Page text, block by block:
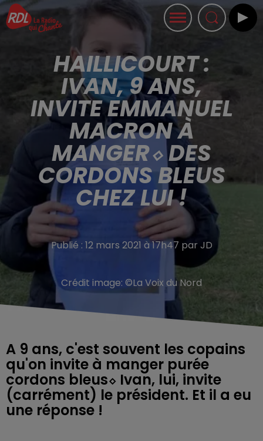
HAILLICOURT :
IVAN, 9 ANS,
INVITE EMMANUEL
MACRON À
MANGER⬦ DES
CORDONS BLEUS
CHEZ LUI !
Publié : 12 mars 2021 à 17h47 par JD
Crédit image: ©La Voix du Nord
A 9 ans, c'est souvent les copains
qu'on invite à manger purée
cordons bleus⬦ Ivan, lui, invite
(carrément) le président. Et il a eu
une réponse !